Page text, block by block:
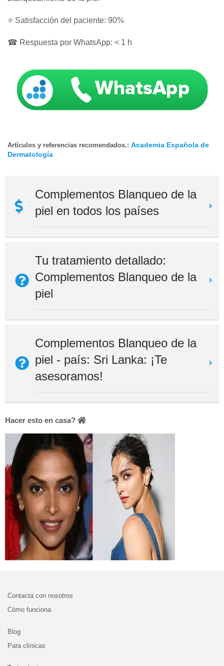
⭐ Satisfacción del paciente: 90%
☎ Respuesta por WhatsApp: < 1 h
Artículos y referencias recomendados.: Academia Española de
Dermatología
Complementos Blanqueo de la
piel en todos los países
Tu tratamiento detallado:
Complementos Blanqueo de la
piel
Complementos Blanqueo de la
piel - país: Sri Lanka: ¡Te
asesoramos!
Hacer esto en casa?
Contacta con nosotros
Cómo funciona
Blog
Para clínicas